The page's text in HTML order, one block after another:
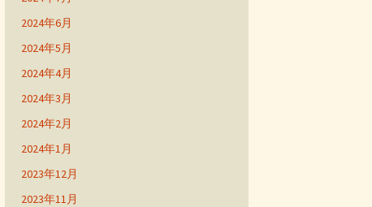
2024年6月
2024年5月
2024年4月
2024年3月
2024年2月
2024年1月
2023年12月
2023年11月